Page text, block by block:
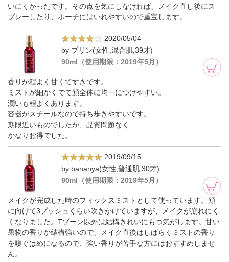
いにくかったです。その点を気にしなければ、メイク直し後にス
プレーしたり、ポーチにはいれやすいので重宝します。
2020/05/04
by プリン(女性,混合肌,39才)
90ml（使用期限：2019年5月）
香りが程よく甘くてすきです。
ミストが細かくでて顔全体に均一につけやすい。
潤いも程よくあります。
容器がスチールなので持ち歩きやすいです。
期限近いものでしたが、品質問題なく
かなりお得でした。
2019/09/15
by bananya(女性,普通肌,30才)
90ml（使用期限：2019年5月）
メイクが完成した時のフィックスミストとして使っています。顔
に向けて3プッシュくらい吹きかけていますが、メイクが崩れにく
くなりました。Tゾーン以外は結構きれいにもつ気がします。甘い
果物の香りが結構強いので、メイク直後はしばらくミストの香り
を嗅ぐはめになるので、強い香りが苦手な方にはおすすめしませ
ん。